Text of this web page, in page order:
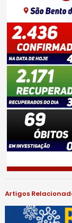
Artigos